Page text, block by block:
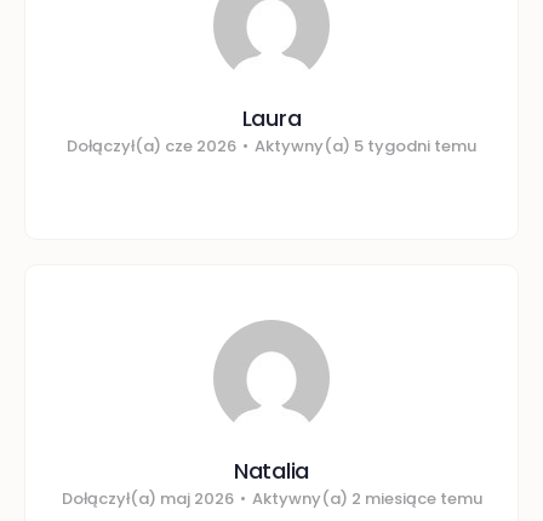
Laura
Dołączył(a) cze 2026 • Aktywny(a) 5 tygodni temu
Natalia
Dołączył(a) maj 2026 • Aktywny(a) 2 miesiące temu